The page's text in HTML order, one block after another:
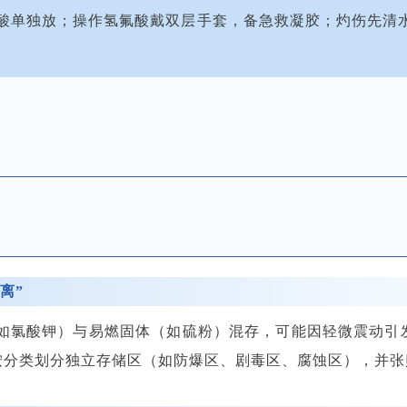
单独放；操作氢氟酸戴双层手套，备急救凝胶；灼伤先
”
氯酸钾）与易燃固体（如硫粉）混存，可能因轻微震动
类划分独立存储区（如防爆区、剧毒区、腐蚀区），并